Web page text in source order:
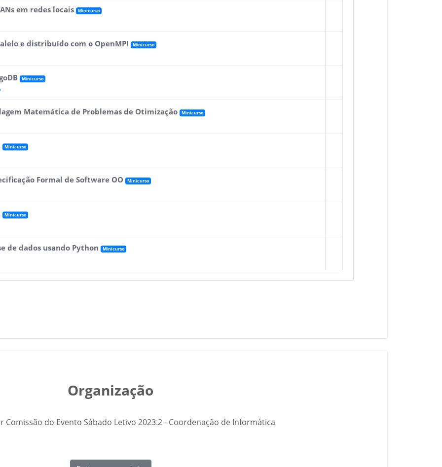
em redes locais Minicurso
e distribuído com o OpenMPI Minicurso
Minicurso
Matemática de Problemas de Otimização Minicurso
Minicurso
Formal de Software OO Minicurso
Minicurso
de dados usando Python Minicurso
Organização
Comissão do Evento Sábado Letivo 2023.2 - Coordenação de Informática